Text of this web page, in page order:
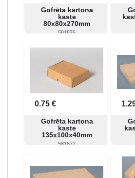
Gofrēta kartona
kaste
80x80x270mm
581876
Skatīt Pirkt
0.75 €
Gofrēta kartona
kaste
135x100x40mm
581872